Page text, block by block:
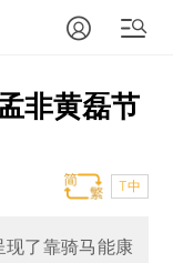
非黄磊节
T中
了靠骑马能康